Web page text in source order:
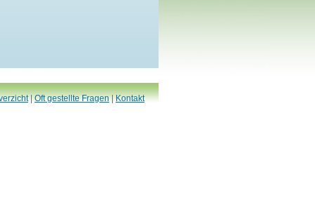
|Oft gestellte Fragen|Kontakt